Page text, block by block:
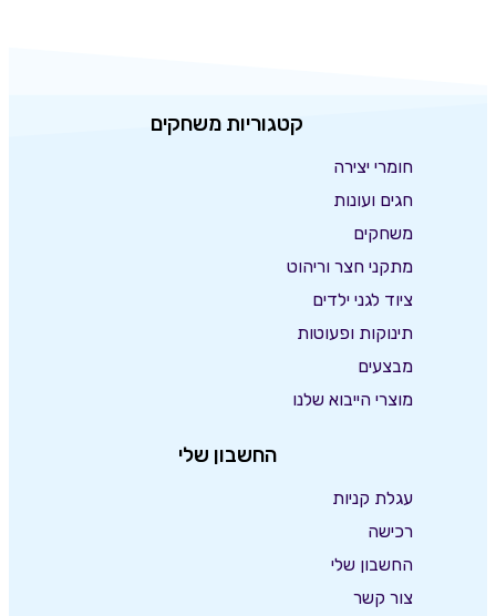
קטגוריות משחקים
חומרי יצירה
חגים ועונות
משחקים
מתקני חצר וריהוט
ציוד לגני ילדים
תינוקות ופעוטות
מבצעים
מוצרי הייבוא שלנו
החשבון שלי
עגלת קניות
רכישה
החשבון שלי
צור קשר